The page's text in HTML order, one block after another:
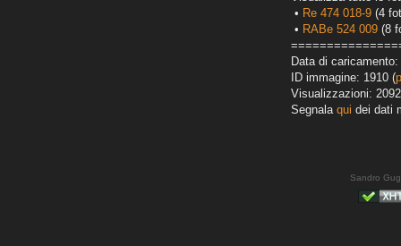
• Re 474 018-9 (4
• RABe 524 009 (8
Data di
ID immagine: 1910 (
Visualizzazioni: 2092
Segnala qui dei dati
Sandro